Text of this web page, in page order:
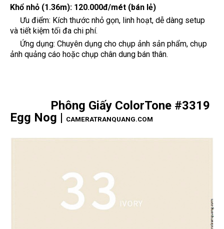
Khổ nhỏ (1.36m): 120.000đ/mét (bán lẻ)
Ưu điểm: Kích thước nhỏ gọn, linh hoạt, dễ dàng setup
và tiết kiệm tối đa chi phí.
Ứng dụng: Chuyên dụng cho chụp ảnh sản phẩm, chụp
ảnh quảng cáo hoặc chụp chân dung bán thân.
Phông Giấy ColorTone #3319
Egg Nog | CAMERATRANQUANG.COM